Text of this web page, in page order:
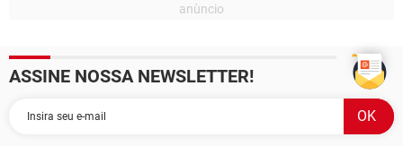
ASSINE NOSSA NEWSLETTER!